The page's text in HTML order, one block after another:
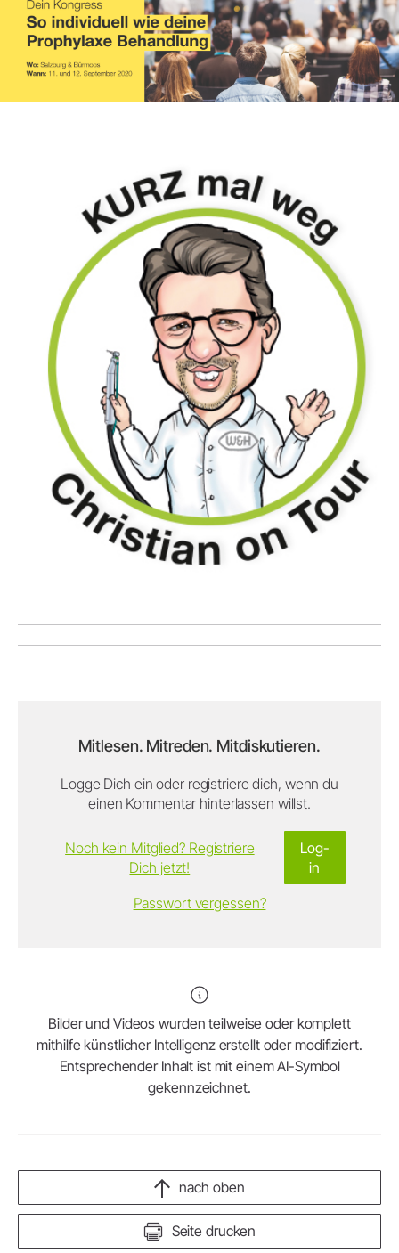
Mitlesen. Mitreden. Mitdiskutieren.
Logge Dich ein oder registriere dich, wenn du
einen Kommentar hinterlassen willst.
Log-
in
Noch kein Mitglied? Registriere
Dich jetzt!
Passwort vergessen?
Bilder und Videos wurden teilweise oder komplett
mithilfe künstlicher Intelligenz erstellt oder modifiziert.
Entsprechender Inhalt ist mit einem AI-Symbol
gekennzeichnet.
Seite drucken
nach oben